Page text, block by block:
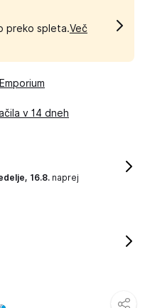
preko spleta.Več
v 14 dneh
16.8. naprej